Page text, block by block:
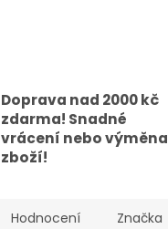
Doprava nad 2000 kč
zdarma! Snadné
vrácení nebo výměna
zboží!
Hodnocení Značka